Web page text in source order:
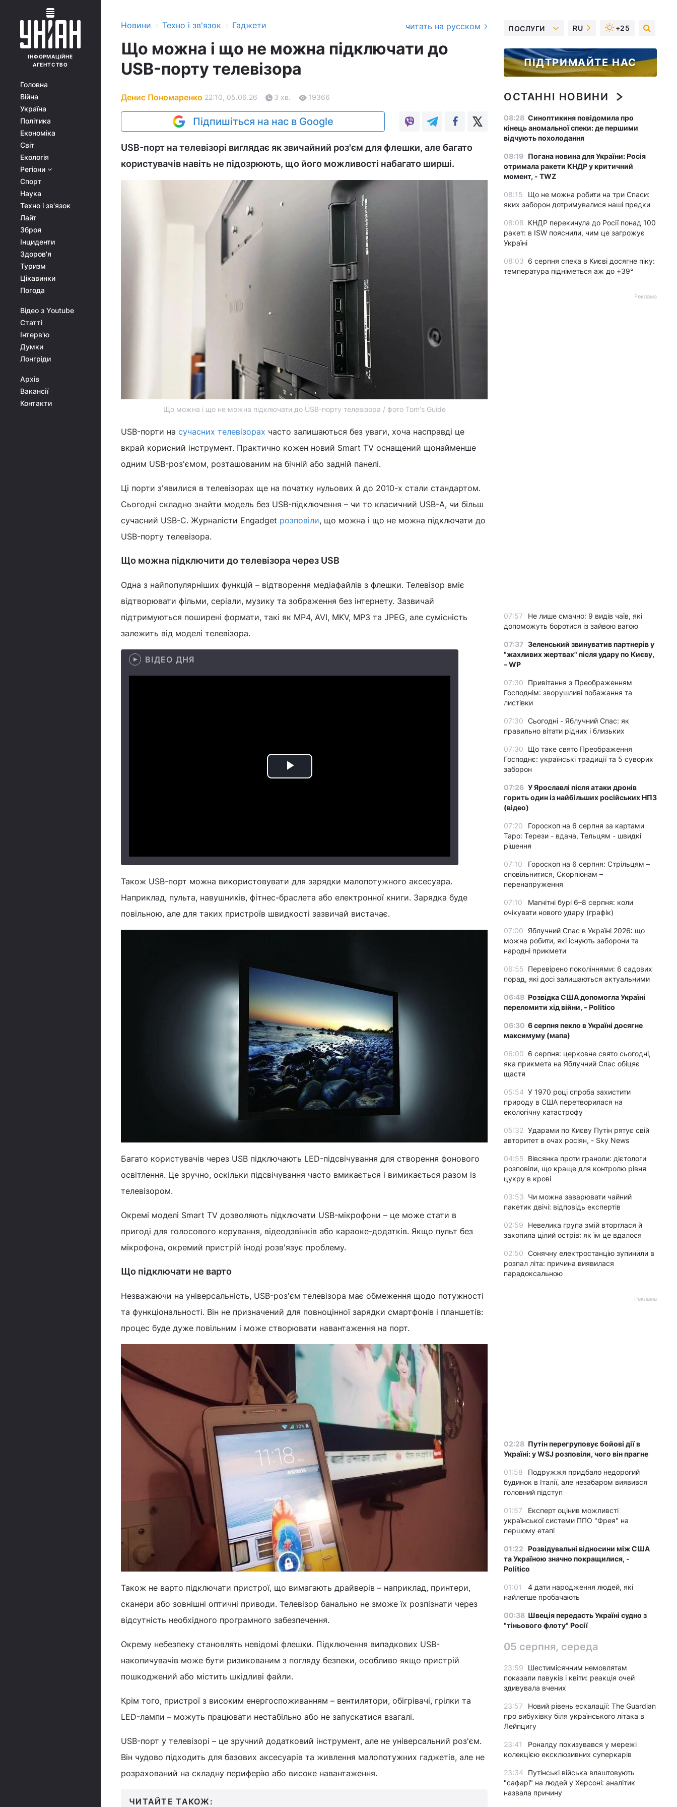
ІНФОРМАЦІЙНЕ
АГЕНТСТВО
Головна
Війна
Україна
Політика
Економіка
Світ
Екологія
Регіони
Спорт
Наука
Техно і зв'язок
Лайт
Зброя
Інциденти
Здоров'я
Туризм
Цікавинки
Погода
Відео з Youtube
Статті
Інтерв'ю
Думки
Лонгріди
Архів
Вакансії
Контакти
Новини › Техно і зв'язок › Гаджети читать на русском
Що можна і що не можна підключати до
USB-порту телевізора
Денис Пономаренко 22:10, 05.06.26 3 хв. 19366
Підпишіться на нас в Google
USB-порт на телевізорі виглядає як звичайний роз'єм для флешки, але багато
користувачів навіть не підозрюють, що його можливості набагато ширші.
Що можна і що не можна підключати до USB-порту телевізора / фото Tom's Guide
USB-порти на сучасних телевізорах часто залишаються без уваги, хоча насправді це
вкрай корисний інструмент. Практично кожен новий Smart TV оснащений щонайменше
одним USB-роз'ємом, розташованим на бічній або задній панелі.
Ці порти з'явилися в телевізорах ще на початку нульових й до 2010-х стали стандартом.
Сьогодні складно знайти модель без USB-підключення – чи то класичний USB-A, чи більш
сучасний USB-C. Журналісти Engadget розповіли, що можна і що не можна підключати до
USB-порту телевізора.
Що можна підключити до телевізора через USB
Одна з найпопулярніших функцій – відтворення медіафайлів з флешки. Телевізор вміє
відтворювати фільми, серіали, музику та зображення без інтернету. Зазвичай
підтримуються поширені формати, такі як MP4, AVI, MKV, MP3 та JPEG, але сумісність
залежить від моделі телевізора.
ВІДЕО ДНЯ
Play
Також USB-порт можна використовувати для зарядки малопотужного аксесуара.
Наприклад, пульта, навушників, фітнес-браслета або електронної книги. Зарядка буде
повільною, але для таких пристроїв швидкості зазвичай вистачає.
Багато користувачів через USB підключають LED-підсвічування для створення фонового
освітлення. Це зручно, оскільки підсвічування часто вмикається і вимикається разом із
телевізором.
Окремі моделі Smart TV дозволяють підключати USB-мікрофони – це може стати в
пригоді для голосового керування, відеодзвінків або караоке-додатків. Якщо пульт без
мікрофона, окремий пристрій іноді розв'язує проблему.
Що підключати не варто
Незважаючи на універсальність, USB-роз'єм телевізора має обмеження щодо потужності
та функціональності. Він не призначений для повноцінної зарядки смартфонів і планшетів:
процес буде дуже повільним і може створювати навантаження на порт.
Також не варто підключати пристрої, що вимагають драйверів – наприклад, принтери,
сканери або зовнішні оптичні приводи. Телевізор банально не зможе їх розпізнати через
відсутність необхідного програмного забезпечення.
Окрему небезпеку становлять невідомі флешки. Підключення випадкових USB-
накопичувачів може бути ризикованим з погляду безпеки, особливо якщо пристрій
пошкоджений або містить шкідливі файли.
Крім того, пристрої з високим енергоспоживанням – вентилятори, обігрівачі, грілки та
LED-лампи – можуть працювати нестабільно або не запускатися взагалі.
USB-порт у телевізорі – це зручний додатковий інструмент, але не універсальний роз'єм.
Він чудово підходить для базових аксесуарів та живлення малопотужних гаджетів, але не
розрахований на складну периферію або високе навантаження.
ЧИТАЙТЕ ТАКОЖ:
ПОСЛУГИ RU +25
ПІДТРИМАЙТЕ НАС
ОСТАННІ НОВИНИ
08:28 Синоптикиня повідомила про
кінець аномальної спеки: де першими
відчують похолодання
08:19 Погана новина для України: Росія
отримала ракети КНДР у критичний
момент, - TWZ
08:15
Що не можна робити на три Спаси:
яких заборон дотримувалися наші предки
08:08 КНДР перекинула до Росії понад 100
ракет: в ISW пояснили, чим це загрожує
Україні
08:03 6 серпня спека в Києві досягне піку:
температура підніметься аж до +39°
Реклама
07:57
Не лише смачно: 9 видів чаїв, які
допоможуть боротися із зайвою вагою
07:37 Зеленський звинуватив партнерів у
"жахливих жертвах" після удару по Києву,
– WP
07:30
Привітання з Преображенням
Господнім: зворушливі побажання та
листівки
07:30 Сьогодні - Яблучний Спас: як
правильно вітати рідних і близьких
07:30
Що таке свято Преображення
Господнє: українські традиції та 5 суворих
заборон
07:26 У Ярославлі після атаки дронів
горить один із найбільших російських НПЗ
(відео)
07:20
Гороскоп на 6 серпня за картами
Таро: Терези - вдача, Тельцям - швидкі
рішення
07:10
Гороскоп на 6 серпня: Стрільцям –
сповільнитися, Скорпіонам –
перенапруження
07:10
Магнітні бурі 6–8 серпня: коли
очікувати нового удару (графік)
07:00 Яблучний Спас в Україні 2026: що
можна робити, які існують заборони та
народні прикмети
06:55 Перевірено поколіннями: 6 садових
порад, які досі залишаються актуальними
06:48 Розвідка США допомогла Україні
переломити хід війни, – Politico
06:30 6 серпня пекло в Україні досягне
максимуму (мапа)
06:00 6 серпня: церковне свято сьогодні,
яка прикмета на Яблучний Спас обіцяє
щастя
05:54 У 1970 році спроба захистити
природу в США перетворилася на
екологічну катастрофу
05:32 Ударами по Києву Путін рятує свій
авторитет в очах росіян, - Sky News
04:55 Вівсянка проти граноли: дієтологи
розповіли, що краще для контролю рівня
цукру в крові
03:53 Чи можна заварювати чайний
пакетик двічі: відповідь експертів
02:59
Невелика група змій вторглася й
захопила цілий острів: як їм це вдалося
02:50 Сонячну електростанцію зупинили в
розпал літа: причина виявилася
парадоксальною
Реклама
02:28 Путін перегруповує бойові дії в
Україні: у WSJ розповіли, чого він прагне
01:58
Подружжя придбало недорогий
будинок в Італії, але незабаром виявився
головний підступ
01:57
Експерт оцінив можливсті
української системи ППО "Фрея" на
першому етапі
01:22 Розвідувальні відносини між США
та Україною значно покращилися, -
Politico
01:01
4 дати народження людей, які
найлегше пробачають
00:38 Швеція передасть Україні судно з
"тіньового флоту" Росії
05 серпня, середа
23:59
Шестимісячним немовлятам
показали павуків і квіти: реакція очей
здивувала вчених
23:57
Новий рівень ескалації: The Guardian
про вибухівку біля українського літака в
Лейпцигу
23:41
Роналду похизувався у мережі
колекцією ексклюзивних суперкарів
23:34
Путінські війська влаштовують
"сафарі" на людей у Херсоні: аналітик
назвала причину